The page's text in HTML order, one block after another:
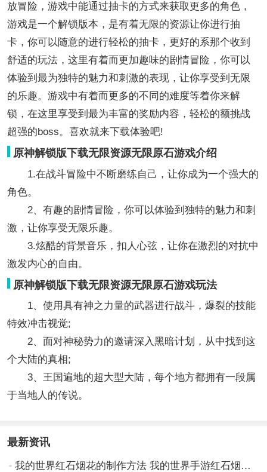
放冒险，游戏中能通过抽卡的方式来获取更多的角色，
游戏是一个解锁版本，是有着无限的资源让你进行抽
卡，你可以随意的进行轻松的抽卡，更好的系那个收到
舒适的玩法，这里有着而更加趣味的剧情冒险，你可以
体验到最为独特的魅力和刺激的表现，让你享受到无限
的乐趣。游戏中有着而更多的不同的难度等着你来解
锁，在这里享受到最为丰富的奖励内容，轻松的额挑战
超强的boss。喜欢就来下载体验吧!
原神解锁版下载无限资源无限原石游戏介绍
1.在战斗冒险中不断磨练自己，让你成为一个强大的
角色。
2、有趣的剧情冒险，你可以体验到独特的魅力和刺
激，让你享受无限乐趣。
3.炫酷的背景音乐，扣人心弦，让你在激烈的对抗中
激发内心的自由。
原神解锁版下载无限资源无限原石游戏玩法
1、使用具有神之力量的武器进行战斗，爆裂的技能
特效冲击视觉;
2、面对神秘势力的邀请深入黑暗计划，从中找到这
个大陆的真相;
3、王国遍地的超大型大陆，每个地方都拥有一段属
于当地人的传说。
最新资讯
我的世界红石烟花的制作方法 我的世界手游红石烟花怎么制作